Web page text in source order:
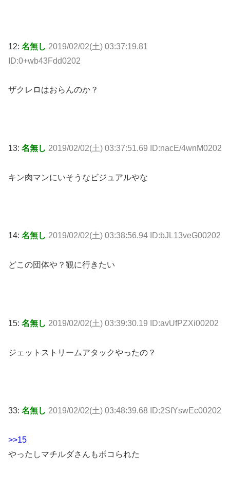
12: 名無し 2019/02/02(土) 03:37:19.81
ID:0+wb43Fdd0202
ザクレロはおらんのか？
13: 名無し 2019/02/02(土) 03:37:51.69 ID:nacE/4wnM0202
キン肉マンにいそうなビジュアルやな
14: 名無し 2019/02/02(土) 03:38:56.94 ID:bJL13veG00202
どこの団体や？観に行きたい
15: 名無し 2019/02/02(土) 03:39:30.19 ID:avUfPZXi00202
ジェットストリームアタックやったの？
33: 名無し 2019/02/02(土) 03:48:39.68 ID:2SfYswEc00202
>>15
やったしマチルダさんもボコられた